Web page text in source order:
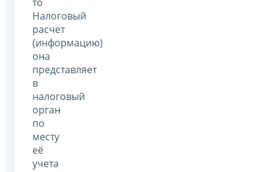
Налоговый
расчет
(информацию)
она
представляет
в
налоговый
орган
по
месту
её
учета